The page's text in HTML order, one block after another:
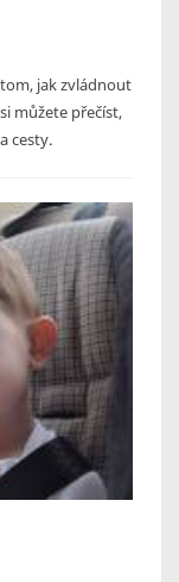
jak zvládnout
můžete přečíst,
cesty.